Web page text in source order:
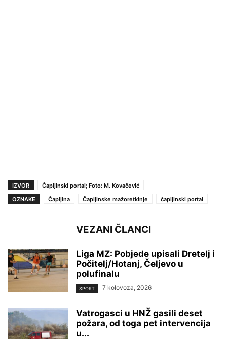
IZVOR
Čapljinski portal; Foto: M. Kovačević
OZNAKE
Čapljina Čapljinske mažoretkinje čapljinski portal
VEZANI ČLANCI
Liga MZ: Pobjede upisali Dretelj i
Počitelj/Hotanj, Čeljevo u
polufinalu
SPORT 7 kolovoza, 2026
Vatrogasci u HNŽ gasili deset
požara, od toga pet intervencija
u...